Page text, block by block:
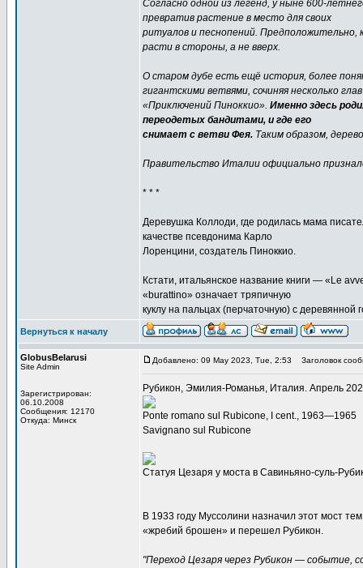
Согласно одной из легенд, у ныне 600-
превратив растение в место для своих
ритуалов и песнопений. Предположительно,
расти в стороны, а не вверх.
О старом дубе есть ещё история, более
гигантскими ветвями, сочиняя несколько глав
«Приключений Пиноккио». Именно здесь
переодетых бандитами, и где его
снимает с ветви Фея. Таким образом,
Правительство Италии официально
* * *
Деревушка Коллоди, где родилась мама
качестве псевдонима Карло
Лоренцини, создатель Пиноккио.
Кстати, итальянское название книги — «Le
«burattino» означает тряпичную
куклу на пальцах (перчаточную) с деревянной
Вернуться к началу
GlobusBelarusi
Site Admin
Зарегистрирован:
06.10.2008
Сообщения: 12170
Откуда: Минск
Добавлено: 09 May 2023, Tue, 2:53 Заголовок
Рубикон, Эмилия-Романья, Италия. Апрель
Ponte romano sul Rubicone, I cent., 1963—1965
Savignano sul Rubicone
Статуя Цезаря у моста в Савиньяно-суль-
В 1933 году Муссолини назначил этот мост
«жребий брошен» и перешел Рубикон.
"Переход Цезаря через Рубикон — событие,